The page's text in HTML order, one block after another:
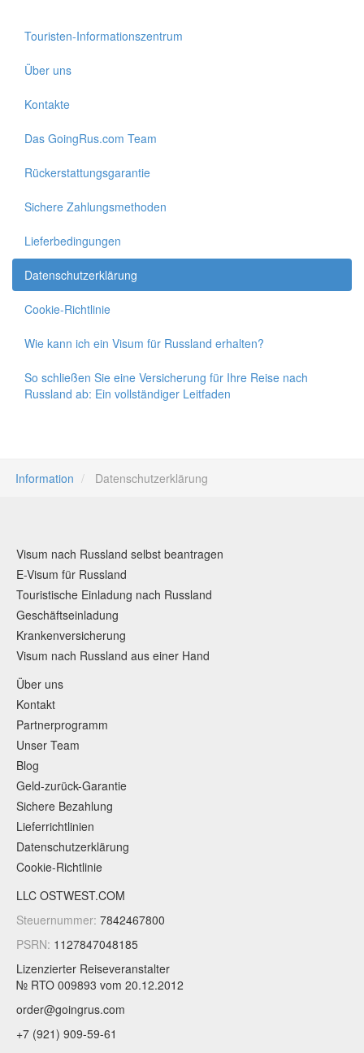
Touristen-Informationszentrum
Über uns
Kontakte
Das GoingRus.com Team
Rückerstattungsgarantie
Sichere Zahlungsmethoden
Lieferbedingungen
Datenschutzerklärung
Cookie-Richtlinie
Wie kann ich ein Visum für Russland erhalten?
So schließen Sie eine Versicherung für Ihre Reise nach
Russland ab: Ein vollständiger Leitfaden
Information Datenschutzerklärung
Visum nach Russland selbst beantragen
E-Visum für Russland
Touristische Einladung nach Russland
Geschäftseinladung
Krankenversicherung
Visum nach Russland aus einer Hand
Über uns
Kontakt
Partnerprogramm
Unser Team
Blog
Geld-zurück-Garantie
Sichere Bezahlung
Lieferrichtlinien
Datenschutzerklärung
Cookie-Richtlinie
LLC OSTWEST.COM
Steuernummer: 7842467800
PSRN: 1127847048185
Lizenzierter Reiseveranstalter
№ RTO 009893 vom 20.12.2012
order@goingrus.com
+7 (921) 909-59-61